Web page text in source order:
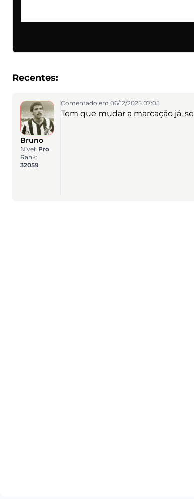
Recentes:
Bruno
Nível: Pro
Rank:
32059
Comentado em 06/12/2025 07:05
Tem que mudar a marcação já,